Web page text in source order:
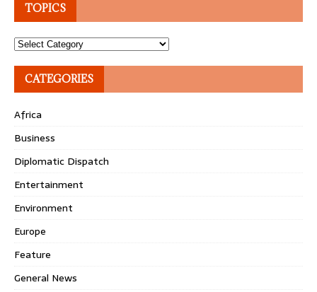
TOPICS
Topics
CATEGORIES
Africa
Business
Diplomatic Dispatch
Entertainment
Environment
Europe
Feature
General News